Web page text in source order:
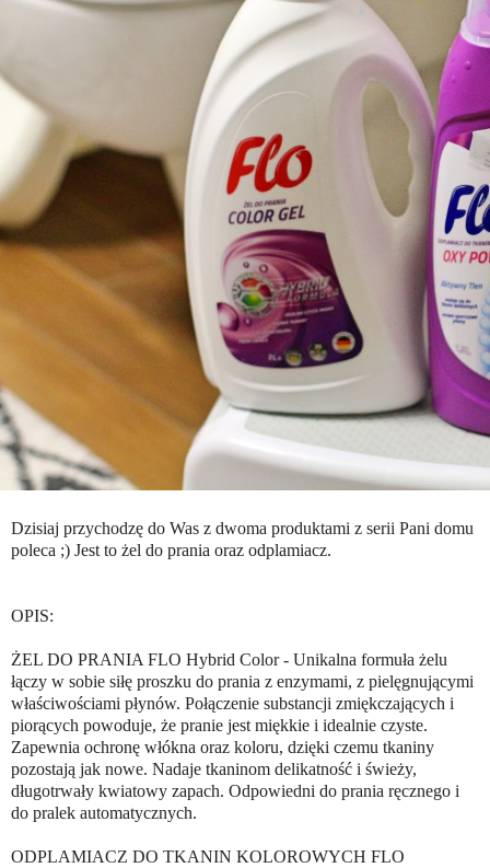
Dzisiaj przychodzę do Was z dwoma produktami z serii Pani domu
poleca ;) Jest to żel do prania oraz odplamiacz.
OPIS:
ŻEL DO PRANIA FLO Hybrid Color - Unikalna formuła żelu
łączy w sobie siłę proszku do prania z enzymami, z pielęgnującymi
właściwościami płynów. Połączenie substancji zmiękczających i
piorących powoduje, że pranie jest miękkie i idealnie czyste.
Zapewnia ochronę włókna oraz koloru, dzięki czemu tkaniny
pozostają jak nowe. Nadaje tkaninom delikatność i świeży,
długotrwały kwiatowy zapach. Odpowiedni do prania ręcznego i
do pralek automatycznych.
ODPLAMIACZ DO TKANIN KOLOROWYCH FLO